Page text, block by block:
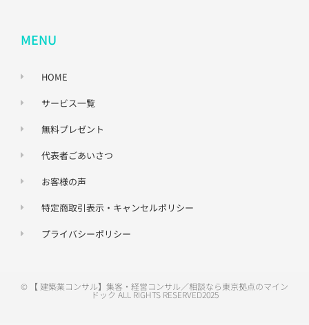
MENU
HOME
サービス一覧
無料プレゼント
代表者ごあいさつ
お客様の声
特定商取引表示・キャンセルポリシー
プライバシーポリシー
© 【 建築業コンサル】集客・経営コンサル／相談なら東京拠点のマイン
ドック ALL RIGHTS RESERVED2025